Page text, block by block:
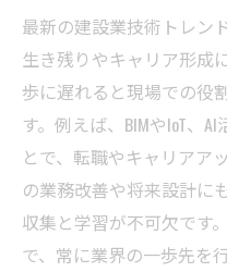
最新の建設業技術トレン
生き残りやキャリア形成
歩に遅れると現場での役
す。例えば、BIMやIoT、
とで、転職やキャリアア
の業務改善や将来設計に
収集と学習が不可欠です
で、常に業界の一歩先を